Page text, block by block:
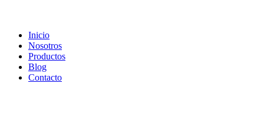
Inicio
Nosotros
Productos
Blog
Contacto